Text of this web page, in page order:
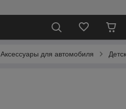
Аксессуары для автомобиля